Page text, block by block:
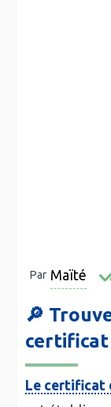
Par Maïté
🔎
certificat
Le certificat